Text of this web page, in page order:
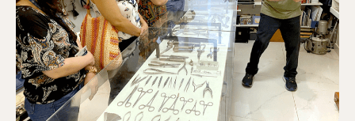
Pesquisadores
da
UVV
e
UFES